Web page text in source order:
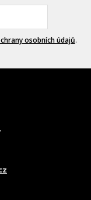
osobních údajů.